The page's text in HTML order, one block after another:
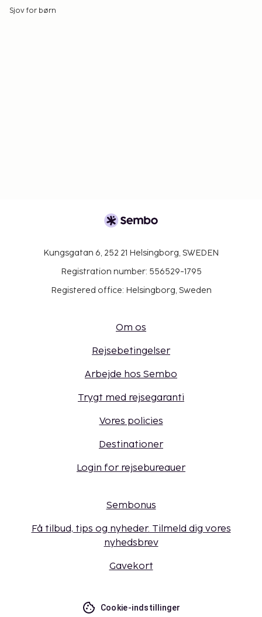
Sjov for børn
Kungsgatan 6, 252 21 Helsingborg, SWEDEN
Registration number: 556529-1795
Registered office: Helsingborg, Sweden
Om os
Rejsebetingelser
Arbejde hos Sembo
Trygt med rejsegaranti
Vores policies
Destinationer
Login for rejsebureauer
Sembonus
Få tilbud, tips og nyheder. Tilmeld dig vores
nyhedsbrev
Gavekort
Cookie-indstillinger